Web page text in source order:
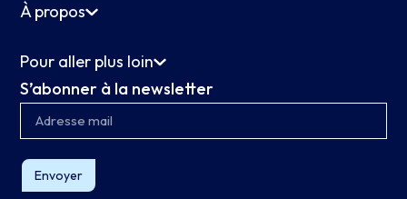
À propos
Pour aller plus loin
S’abonner à la newsletter
Envoyer